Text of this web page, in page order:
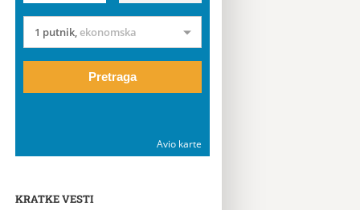
1 putnik,ekonomska
Pretraga
Avio karte
KRATKE VESTI